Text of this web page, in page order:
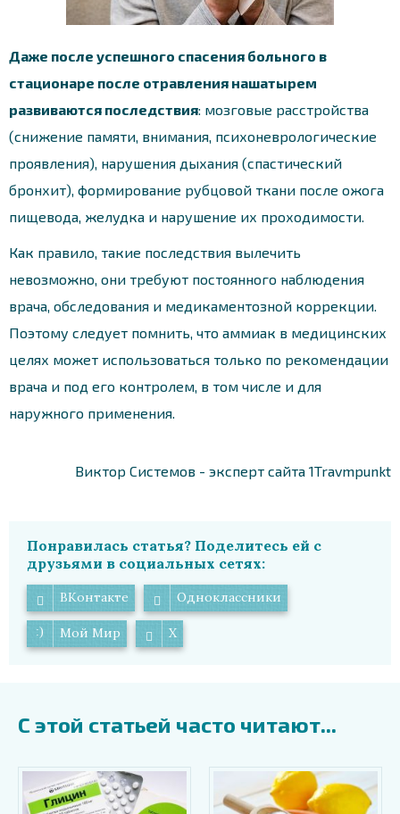
Даже после успешного спасения больного в
стационаре после отравления нашатырем
развиваются последствия: мозговые расстройства
(снижение памяти, внимания, психоневрологические
проявления), нарушения дыхания (спастический
бронхит), формирование рубцовой ткани после ожога
пищевода, желудка и нарушение их проходимости.
Как правило, такие последствия вылечить
невозможно, они требуют постоянного наблюдения
врача, обследования и медикаментозной коррекции.
Поэтому следует помнить, что аммиак в медицинских
целях может использоваться только по рекомендации
врача и под его контролем, в том числе и для
наружного применения.
Виктор Системов - эксперт сайта 1Travmpunkt
Понравилась статья? Поделитесь ей с
друзьями в социальных сетях:
ВКонтакте Одноклассники
Мой Мир X
С этой статьей часто читают...